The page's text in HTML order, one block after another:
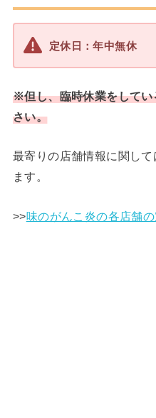
定休日：年中無休
※但し、臨時休業をしてい
さい。
最寄りの店舗情報に関し
ます。
>>味のがんこ炎の各店舗